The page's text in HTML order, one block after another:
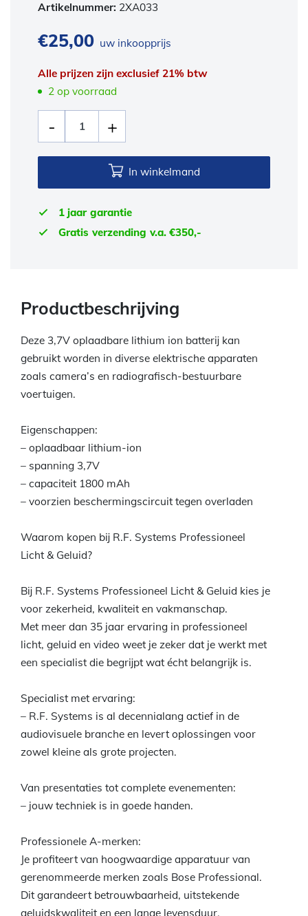
Artikelnummer: 2XA033
€25,00 uw inkoopprijs
Alle prijzen zijn exclusief 21% btw
2 op voorraad
In winkelmand
1 jaar garantie
Gratis verzending v.a. €350,-
Productbeschrijving
Deze 3,7V oplaadbare lithium ion batterij kan
gebruikt worden in diverse elektrische apparaten
zoals camera’s en radiografisch-bestuurbare
voertuigen.
Eigenschappen:
– oplaadbaar lithium-ion
– spanning 3,7V
– capaciteit 1800 mAh
– voorzien beschermingscircuit tegen overladen
Waarom kopen bij R.F. Systems Professioneel
Licht & Geluid?
Bij R.F. Systems Professioneel Licht & Geluid kies je
voor zekerheid, kwaliteit en vakmanschap.
Met meer dan 35 jaar ervaring in professioneel
licht, geluid en video weet je zeker dat je werkt met
een specialist die begrijpt wat écht belangrijk is.
Specialist met ervaring:
– R.F. Systems is al decennialang actief in de
audiovisuele branche en levert oplossingen voor
zowel kleine als grote projecten.
Van presentaties tot complete evenementen:
– jouw techniek is in goede handen.
Professionele A-merken:
Je profiteert van hoogwaardige apparatuur van
gerenommeerde merken zoals Bose Professional.
Dit garandeert betrouwbaarheid, uitstekende
geluidskwaliteit en een lange levensduur.